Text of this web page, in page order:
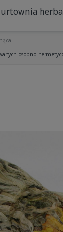
osobno